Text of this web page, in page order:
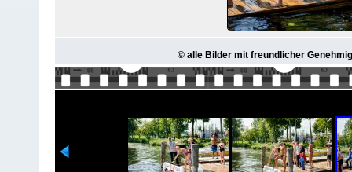
© alle Bilder mit freundlicher